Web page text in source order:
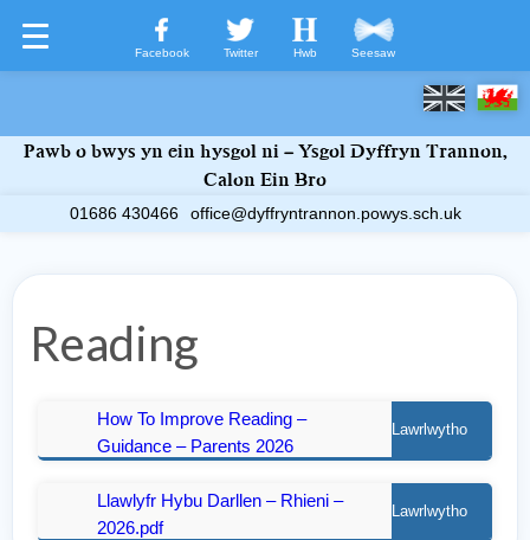
Facebook Twitter Hwb Seesaw
Croeso
Dysgu Gartref
Bywyd yn YDT
Calendr
Newydd i'r Ysgol?
Cysylltwch â Ni
Pawb o bwys yn ein hysgol ni – Ysgol Dyffryn Trannon,
Calon Ein Bro
01686 430466 office@dyffryntrannon.powys.sch.uk
Reading
How To Improve Reading –
Guidance – Parents 2026
Lawrlwytho
Llawlyfr Hybu Darllen – Rhieni –
2026.pdf
Lawrlwytho